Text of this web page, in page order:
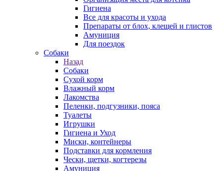
Гигиена
Все для красоты и ухода
Препараты от блох, клещей и глистов
Амуниция
Для поездок
Собаки
Назад
Собаки
Сухой корм
Влажный корм
Лакомства
Пеленки, подгузники, пояса
Туалеты
Игрушки
Гигиена и Уход
Миски, контейнеры
Подставки для кормления
Чески, щетки, когтерезы
Амуниция